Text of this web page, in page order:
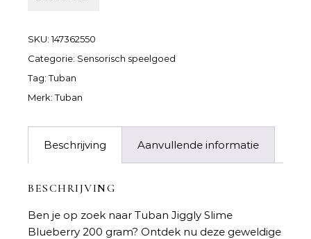
SKU:147362550
Categorie: Sensorisch speelgoed
Tag:Tuban
Merk:Tuban
Beschrijving Aanvullende informatie
BESCHRIJVING
Ben je op zoek naar Tuban Jiggly Slime
Blueberry 200 gram? Ontdek nu deze geweldige